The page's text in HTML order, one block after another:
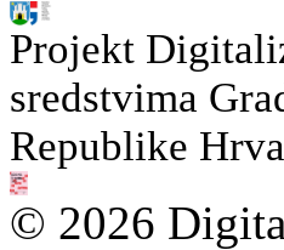
Projekt
sredstvima
Republike
© 2026